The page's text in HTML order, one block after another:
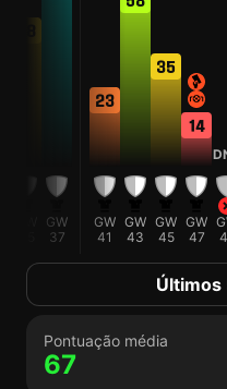
GW
37
23
GW
41
GW
43
35
GW
45
14
GW
47
Últimos
Pontuação média
67